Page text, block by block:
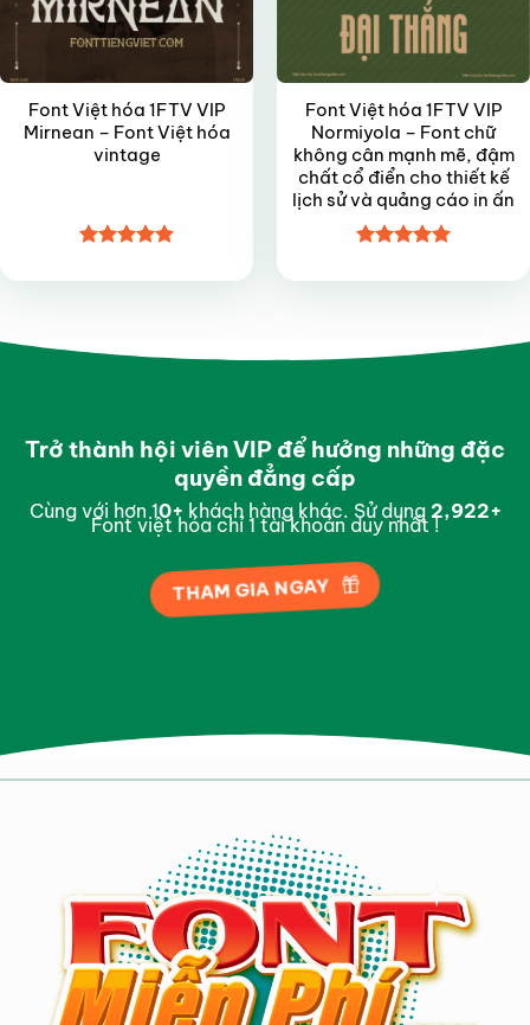
Font Việt hóa 1FTV VIP
Mirnean – Font Việt hóa
vintage
hạng4.95
Font Việt hóa 1FTV VIP
Normiyola – Font chữ
không cân mạnh mẽ, đậm
chất cổ điển cho thiết kế
lịch sử và quảng cáo in ấn
hạng4.95
Trở thành hội viên VIP để hưởng những đặc
quyền đẳng cấp
Cùng với hơn 10+ khách hàng khác. Sử dụng 2,996+
Font việt hóa chỉ 1 tài khoản duy nhất !
THAM GIA NGAY